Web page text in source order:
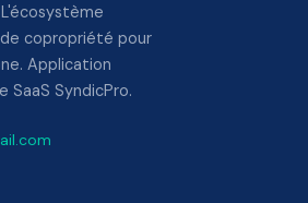
copropriété pour
Application
SyndicPro.